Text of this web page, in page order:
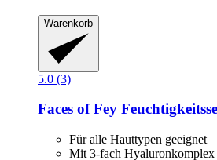
Warenkorb
5.0 (3)
Faces of Fey
Für alle Hauttypen geeignet
Mit 3-fach Hyaluronkomplex